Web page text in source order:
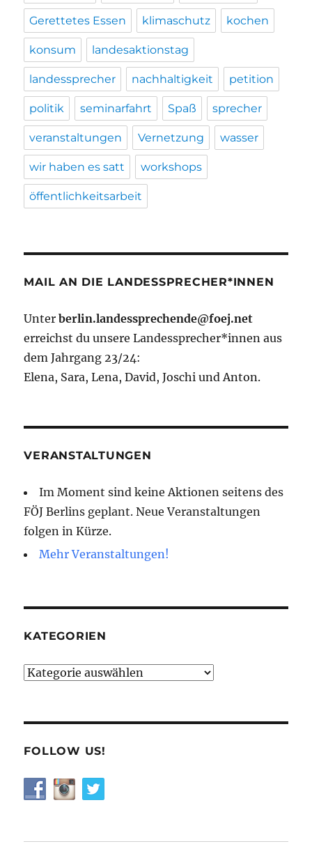
Gerettetes Essen klimaschutz kochen
konsum landesaktionstag
landessprecher nachhaltigkeit petition
politik seminarfahrt Spaß sprecher
veranstaltungen Vernetzung wasser
wir haben es satt workshops
öffentlichkeitsarbeit
MAIL AN DIE LANDESSPRECHER*INNEN
Unterberlin.landessprechende@foej.net
erreichst du unsere Landessprecher*innen aus
dem Jahrgang 23/24:
Elena, Sara, Lena, David, Joschi und Anton.
VERANSTALTUNGEN
Im Moment sind keine Aktionen seitens des
FÖJ Berlins geplant. Neue Veranstaltungen
folgen in Kürze.
Mehr Veranstaltungen!
KATEGORIEN
Kategorien
FOLLOW US!